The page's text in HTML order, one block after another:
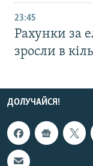
23:45
Рахунки за
зросли в
ДОЛУЧАЙСЯ!